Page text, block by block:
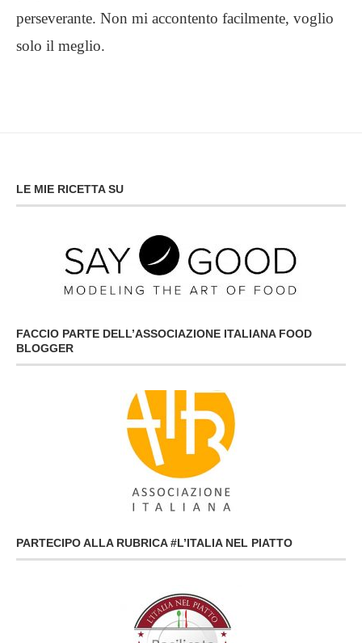
perseverante. Non mi accontento facilmente, voglio
solo il meglio.
LE MIE RICETTA SU
FACCIO PARTE DELL’ASSOCIAZIONE ITALIANA FOOD
BLOGGER
PARTECIPO ALLA RUBRICA #L’ITALIA NEL PIATTO